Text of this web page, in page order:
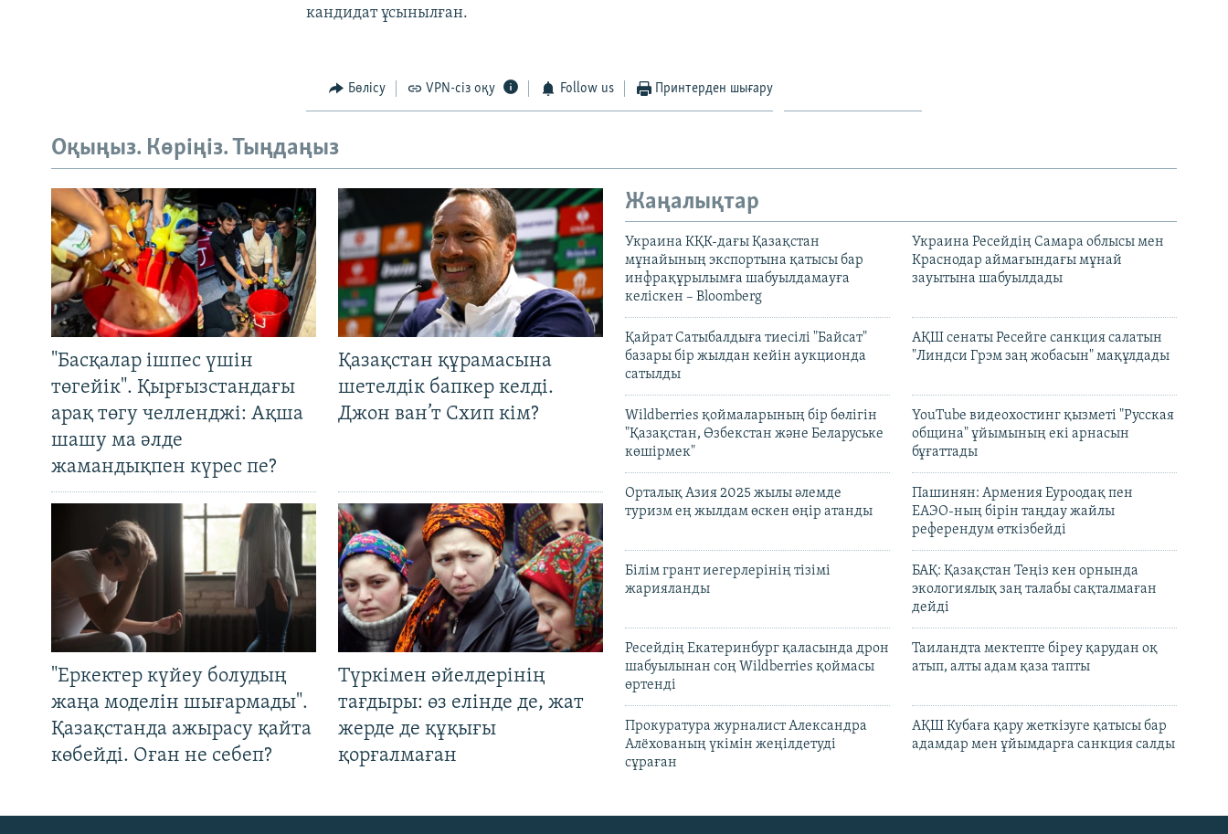
кандидат ұсынылған.
Бөлісу VPN-сіз оқу Follow us Принтерден шығару
Оқыңыз. Көріңіз. Тыңдаңыз
"Басқалар ішпес үшін
төгейік". Қырғызстандағы
арақ төгу челленджі: Ақша
шашу ма әлде
жамандықпен күрес пе?
Қазақстан құрамасына
шетелдік бапкер келді.
Джон ван’т Схип кім?
"Еркектер күйеу болудың
жаңа моделін шығармады".
Қазақстанда ажырасу қайта
көбейді. Оған не себеп?
Түркімен әйелдерінің
тағдыры: өз елінде де, жат
жерде де құқығы
қорғалмаған
Жаңалықтар
Украина КҚК-дағы Қазақстан
мұнайының экспортына қатысы бар
инфрақұрылымға шабуылдамауға
келіскен – Bloomberg
Украина Ресейдің Самара облысы мен
Краснодар аймағындағы мұнай
зауытына шабуылдады
Қайрат Сатыбалдыға тиесілі "Байсат"
базары бір жылдан кейін аукционда
сатылды
АҚШ сенаты Ресейге санкция салатын
"Линдси Грэм заң жобасын" мақұлдады
Wildberries қоймаларының бір бөлігін
"Қазақстан, Өзбекстан және Беларуське
көшірмек"
YouTube видеохостинг қызметі "Русская
община" ұйымының екі арнасын
бұғаттады
Орталық Азия 2025 жылы әлемде
туризм ең жылдам өскен өңір атанды
Пашинян: Армения Еуроодақ пен
ЕАЭО-ның бірін таңдау жайлы
референдум өткізбейді
Білім грант иегерлерінің тізімі
жарияланды
БАҚ: Қазақстан Теңіз кен орнында
экологиялық заң талабы сақталмаған
дейді
Ресейдің Екатеринбург қаласында дрон
шабуылынан соң Wildberries қоймасы
өртенді
Таиландта мектепте біреу қарудан оқ
атып, алты адам қаза тапты
Прокуратура журналист Александра
Алёхованың үкімін жеңілдетуді
сұраған
АҚШ Кубаға қару жеткізуге қатысы бар
адамдар мен ұйымдарға санкция салды